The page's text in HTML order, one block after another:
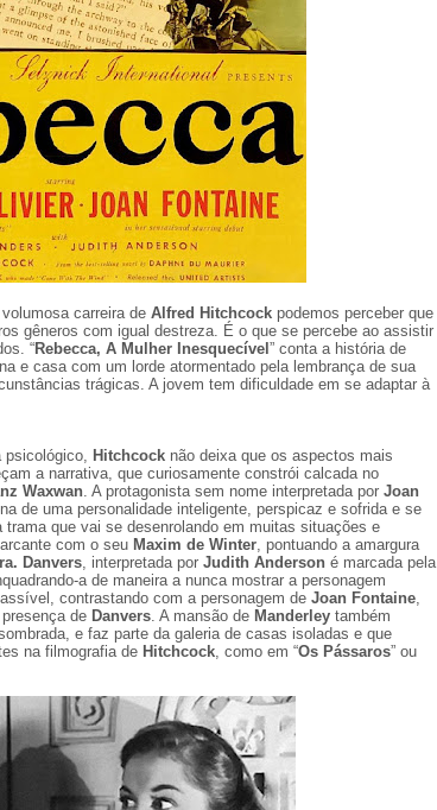
carreira de Alfred Hitchcock podemos perceber que
gêneros com igual destreza. É o que se percebe ao assistir
“Rebecca, A Mulher Inesquecível ” conta a história de
e casa com um lorde atormentado pela lembrança de sua
trágicas. A jovem tem dificuldade em se adaptar à
psicológico, Hitchcock não deixa que os aspectos mais
a narrativa, que curiosamente constrói calcada no
Waxwan. A protagonista sem nome interpretada por Joan
de uma personalidade inteligente, perspicaz e sofrida e se
que vai se desenrolando em muitas situações e
com o seu Maxim de Winter, pontuando a amargura
Danvers, interpretada por Judith Anderson é marcada pela
a de maneira a nunca mostrar a personagem
contrastando com a personagem de Joan Fontaine,
de Danvers. A mansão de Manderley também
e faz parte da galeria de casas isoladas e que
na filmografia de Hitchcock, como em “Os Pássaros” ou